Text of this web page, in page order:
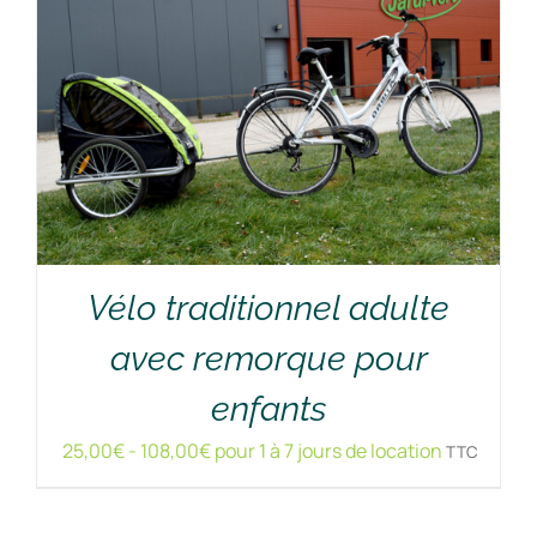
Vélo traditionnel adulte
avec remorque pour
enfants
25,00€- 108,00€pour 1 à 7 jours de location TTC
RÉSERVER ! / DÉTAILS